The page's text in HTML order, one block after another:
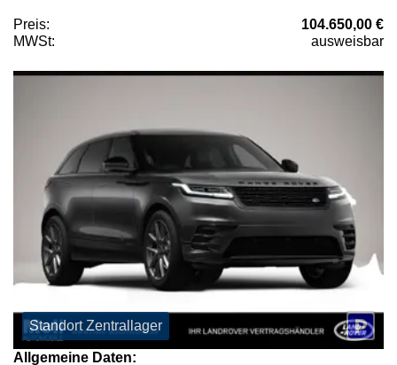
Preis:
104.650,00 €
MWSt:
ausweisbar
Standort Zentrallager
Allgemeine Daten: